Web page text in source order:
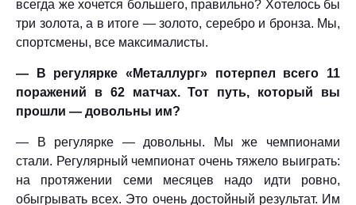
всегда же хочется большего, правильно? Хотелось бы
три золота, а в итоге — золото, серебро и бронза. Мы,
спортсмены, все максималисты.
— В регулярке «Металлург» потерпел всего 11
поражений в 62 матчах. Тот путь, который вы
прошли — довольны им?
— В регулярке — довольны. Мы же чемпионами
стали. Регулярный чемпионат очень тяжело выиграть:
на протяжении семи месяцев надо идти ровно,
обыгрывать всех. Это очень достойный результат. Им